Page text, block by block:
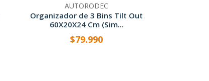
AUTORODEC
Organizador de 3 Bins Tilt Out
60X20X24 Cm (Sim...
+
$79.990